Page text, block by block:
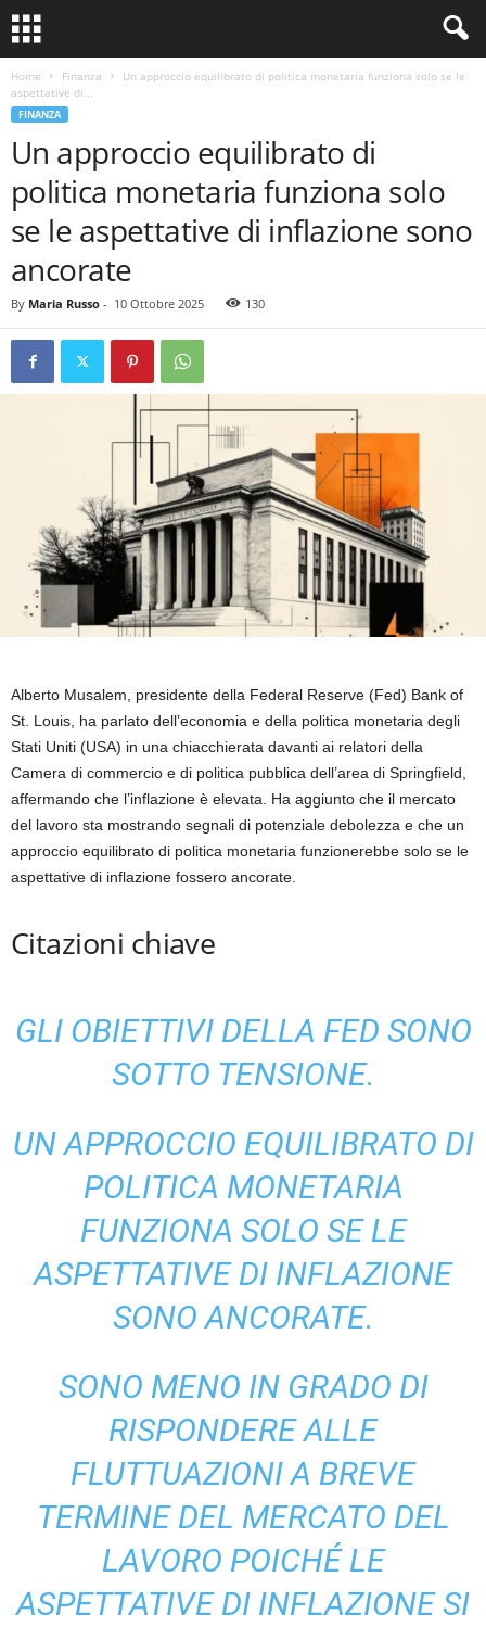
Home Finanza
Un approccio equilibrato di politica monetaria funziona solo se le
aspettative di...
FINANZA
Un approccio equilibrato di
politica monetaria funziona solo
se le aspettative di inflazione sono
ancorate
By Maria Russo - 10 Ottobre 2025 130
Alberto Musalem, presidente della Federal Reserve (Fed) Bank of
St. Louis, ha parlato dell’economia e della politica monetaria degli
Stati Uniti (USA) in una chiacchierata davanti ai relatori della
Camera di commercio e di politica pubblica dell’area di Springfield,
affermando che l’inflazione è elevata. Ha aggiunto che il mercato
del lavoro sta mostrando segnali di potenziale debolezza e che un
approccio equilibrato di politica monetaria funzionerebbe solo se le
aspettative di inflazione fossero ancorate.
Citazioni chiave
GLI OBIETTIVI DELLA FED SONO
SOTTO TENSIONE.
UN APPROCCIO EQUILIBRATO DI
POLITICA MONETARIA
FUNZIONA SOLO SE LE
ASPETTATIVE DI INFLAZIONE
SONO ANCORATE.
SONO MENO IN GRADO DI
RISPONDERE ALLE
FLUTTUAZIONI A BREVE
TERMINE DEL MERCATO DEL
LAVORO POICHÉ LE
ASPETTATIVE DI INFLAZIONE SI